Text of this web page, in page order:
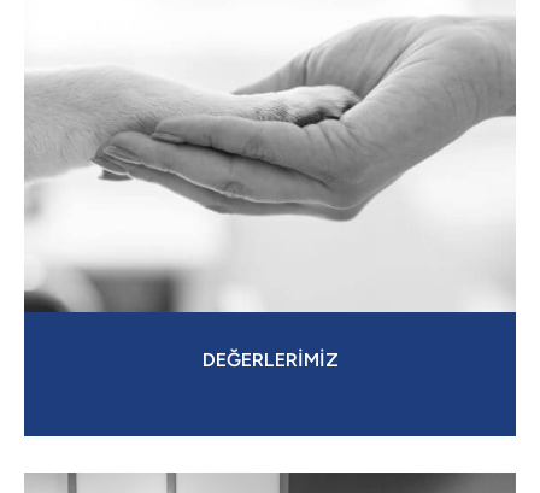
DEĞERLERİMİZ